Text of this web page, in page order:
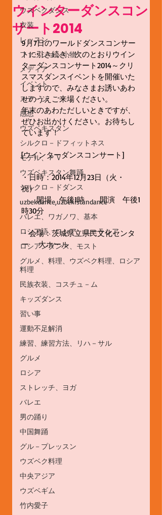
ウズベクダンス
衣装
レッスン
ファッション小物
メディア
イベント
ステ－ジ
感想
ウズベキスタン
シルクロ－ドフィットネス
モデル、ＰＶ
ウズベキスタン舞踊
シルクロ－ドダンス
uzbekdance,uzbekistandance
バレエ、ワガノワ、基本
ロシア語、ロシア、ユーラシア
ロシアンダンス、モスト
グルメ、料理、ウズベク料理、ロシア
料理
民族衣装、コスチュ－ム
キッズダンス
習い事
運動不足解消
練習、練習方法、リハ－サル
グルメ
ロシア
ストレッチ、ヨガ
バレエ
男の踊り
中国舞踊
グル－プレッスン
ウズベク料理
中央アジア
ウズベギム
竹内愛子
ウインターダンスコン
サート2014
9月7日のワールドダンスコンサー
トに引き続き、次のとおりウイン
ターダンスコンサート2014～クリ
スマスダンスイベントを開催いた
しますので、みなさまお誘いあわ
せのうえご来場ください。
年末のあわただしいときですが、
ぜひお出かけください。お待ちし
ています！
[ウインターダンスコンサート]
・日時：2014年12月23日（火・
祝）
開場　午後1時　　開演　午後1
時30分
・会場：茨城県立県民文化センタ
ー　 大ホール